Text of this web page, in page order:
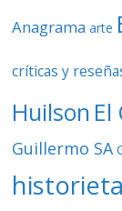
Anagrama arte
críticas y
Huilson El
Guillermo SA